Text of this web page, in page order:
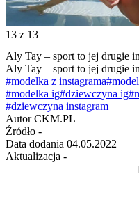
13 z 13
Aly Tay – sport to jej drugie
Aly Tay – sport to jej drugie
#modelka z instagrama
#modelka ig#dziewczyna ig
#dziewczyna instagram
Autor CKM.PL
Źródło -
Data dodania 04.05.2022
Aktualizacja -